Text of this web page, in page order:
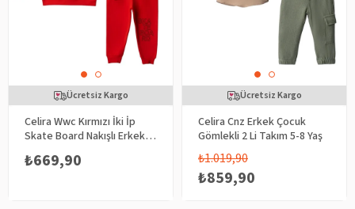
Celira Wwc Kırmızı İki İp
Skate Board Nakışlı Erkek
₺669,90
Ücretsiz Kargo
Celira Cnz Erkek Çocuk
Gömlekli 2 Li Takım 5-8 Yaş
₺859,90
₺1.019,90
Ücretsiz Kargo